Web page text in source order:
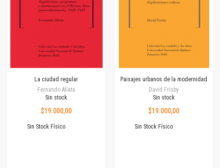
La ciudad regular
Fernando Aliata
Sin stock
$19.000,00
Sin Stock Físico
Paisajes urbanos de la modernidad
David Frisby
Sin stock
$19.000,00
Sin Stock Físico